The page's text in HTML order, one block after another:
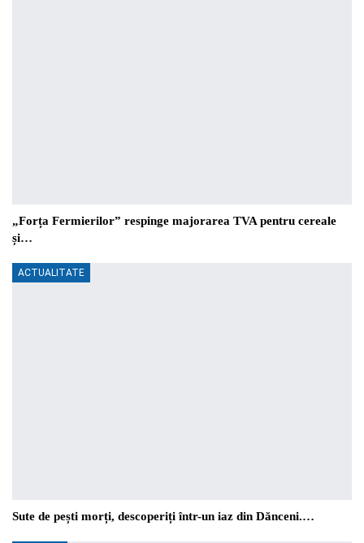
„Forța Fermierilor” respinge majorarea TVA pentru cereale
și…
ACTUALITATE
Sute de pești morți, descoperiți într-un iaz din Dănceni.…